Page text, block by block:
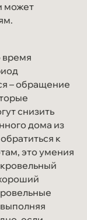
может
время
– обращение
снизить
дома из
к
это умения